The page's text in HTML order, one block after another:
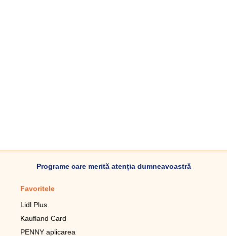
Programe care merită atenția dumneavoastră
Favoritele
Lidl Plus
Kaufland Card
PENNY aplicarea